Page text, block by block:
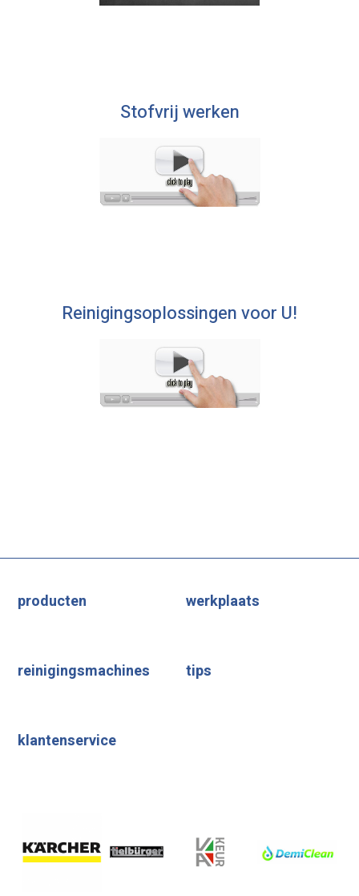
Stofvrij werken
Reinigingsoplossingen voor U!
producten werkplaats
reinigingsmachines tips
klantenservice